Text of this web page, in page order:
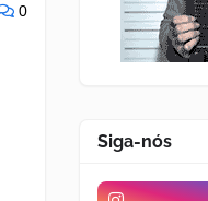
0
Siga-nós